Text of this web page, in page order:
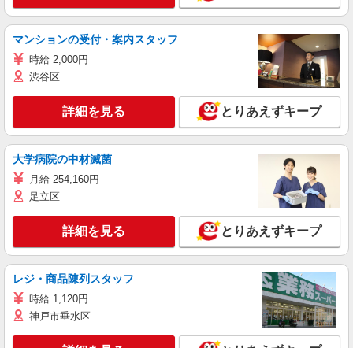
マンションの受付・案内スタッフ
時給 2,000円
渋谷区
詳細を見る とりあえずキープ
大学病院の中材滅菌
月給 254,160円
足立区
詳細を見る とりあえずキープ
レジ・商品陳列スタッフ
時給 1,120円
神戸市垂水区